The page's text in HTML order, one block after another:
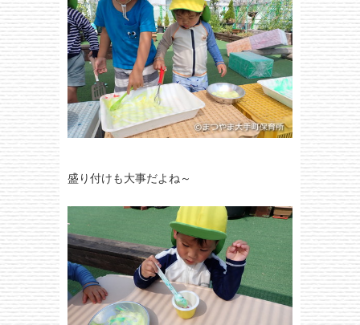
盛り付けも大事だよね～